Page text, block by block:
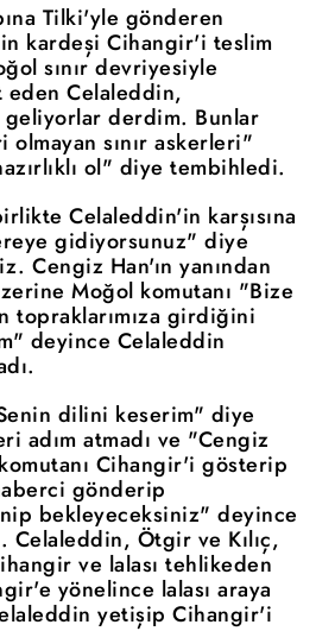
Tilki'yle gönderen
kardeşi Cihangir'i teslim
sınır devriyesiyle
eden Celaleddin,
geliyorlar derdim. Bunlar
sınır askerleri"
ol" diye tembihledi.
Celaleddin'in karşısına
gidiyorsunuz" diye
Cengiz Han'ın yanından
Moğol komutanı "Bize
topraklarımıza girdiğini
deyince Celaleddin
dilini keserim" diye
adım atmadı ve "Cengiz
Cihangir'i gösterip
gönderip
bekleyeceksiniz" deyince
Celaleddin, Ötgir ve Kılıç,
ve lalası tehlikeden
yönelince lalası araya
yetişip Cihangir'i